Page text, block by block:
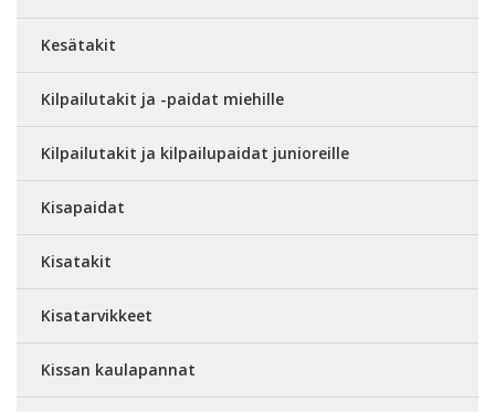
Kesätakit
Kilpailutakit ja -paidat miehille
Kilpailutakit ja kilpailupaidat junioreille
Kisapaidat
Kisatakit
Kisatarvikkeet
Kissan kaulapannat